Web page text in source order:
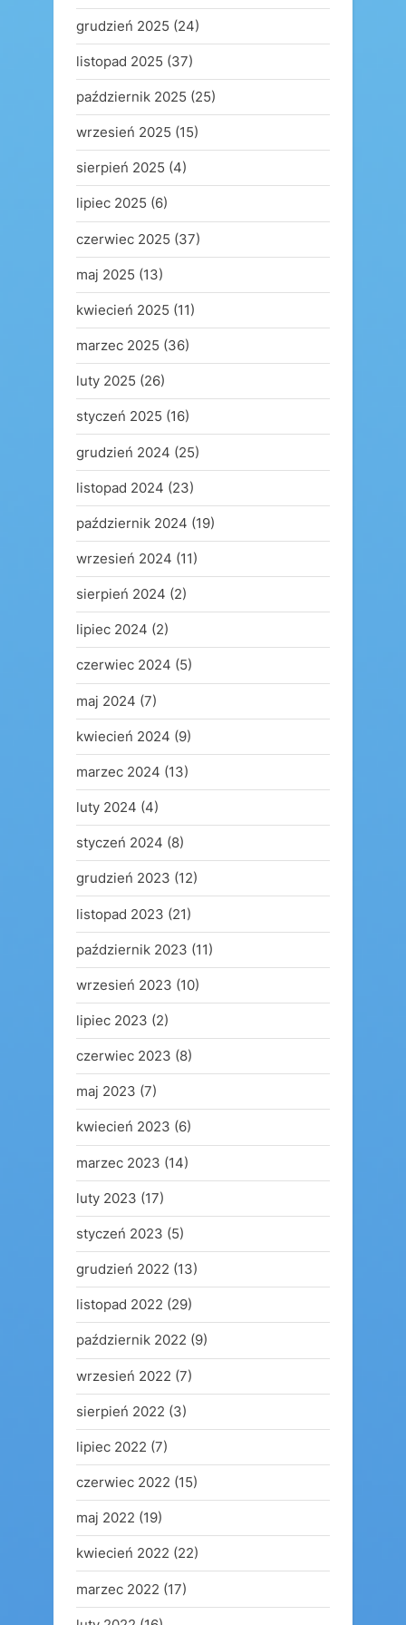
grudzień 2025 (24)
listopad 2025 (37)
październik 2025 (25)
wrzesień 2025 (15)
sierpień 2025 (4)
lipiec 2025 (6)
czerwiec 2025 (37)
maj 2025 (13)
kwiecień 2025 (11)
marzec 2025 (36)
luty 2025 (26)
styczeń 2025 (16)
grudzień 2024 (25)
listopad 2024 (23)
październik 2024 (19)
wrzesień 2024 (11)
sierpień 2024 (2)
lipiec 2024 (2)
czerwiec 2024 (5)
maj 2024 (7)
kwiecień 2024 (9)
marzec 2024 (13)
luty 2024 (4)
styczeń 2024 (8)
grudzień 2023 (12)
listopad 2023 (21)
październik 2023 (11)
wrzesień 2023 (10)
lipiec 2023 (2)
czerwiec 2023 (8)
maj 2023 (7)
kwiecień 2023 (6)
marzec 2023 (14)
luty 2023 (17)
styczeń 2023 (5)
grudzień 2022 (13)
listopad 2022 (29)
październik 2022 (9)
wrzesień 2022 (7)
sierpień 2022 (3)
lipiec 2022 (7)
czerwiec 2022 (15)
maj 2022 (19)
kwiecień 2022 (22)
marzec 2022 (17)